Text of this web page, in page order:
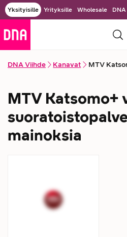
Yksityisille Yrityksille Wholesale
DNA Viihde Kanavat
MTV Katsomo+
mainoksia